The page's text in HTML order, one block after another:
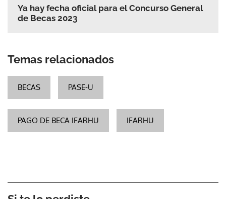
Ya hay fecha oficial para el Concurso General
de Becas 2023
Temas relacionados
BECAS PASE-U
PAGO DE BECA IFARHU IFARHU